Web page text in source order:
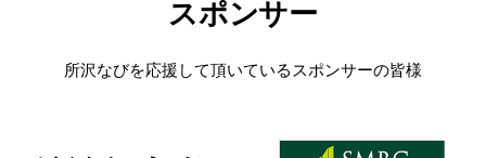
スポンサー
所沢なびを応援して頂いているスポンサーの皆様